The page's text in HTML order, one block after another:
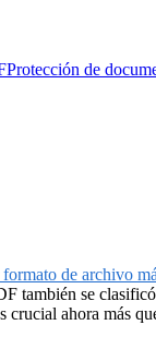
Protección de
formato de archivo
también se
crucial ahora más